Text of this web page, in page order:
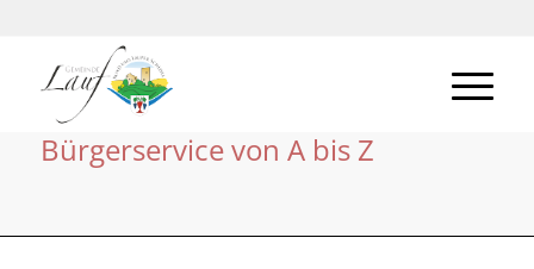
Bürgerservice von A bis Z